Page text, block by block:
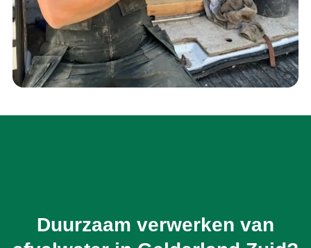
Duurzaam verwerken van